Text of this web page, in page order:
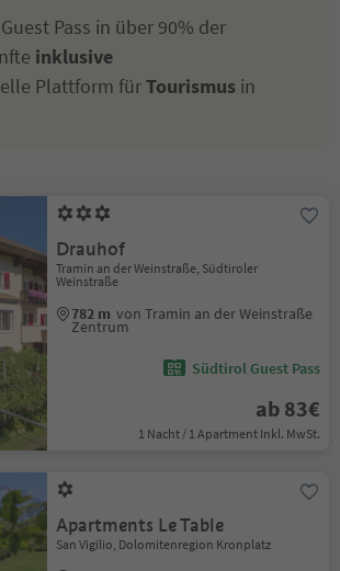
Pass in über 90% der
inklusive
Plattform fürTourismus in
Drauhof
Tramin an der Weinstraße, Südtiroler
Weinstraße
782 m von Tramin an der Weinstraße
Zentrum
Südtirol Guest Pass
ab 83€
1 Nacht / 1 Apartment Inkl. MwSt.
Apartments Le Table
San Vigilio, Dolomitenregion Kronplatz